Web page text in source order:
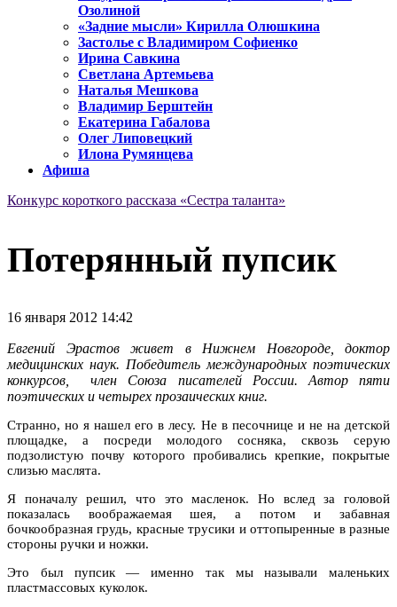
Озолиной
«Задние мысли» Кирилла Олюшкина
Застолье с Владимиром Софиенко
Ирина Савкина
Светлана Артемьева
Наталья Мешкова
Владимир Берштейн
Екатерина Габалова
Олег Липовецкий
Илона Румянцева
Афиша
Конкурс короткого рассказа «Сестра таланта»
Потерянный пупсик
16 января 2012 14:42
Евгений Эрастов живет в Нижнем Новгороде, доктор
медицинских наук. Победитель международных поэтических
конкурсов, член Союза писателей России. Автор пяти
поэтических и четырех прозаических книг.
Странно, но я нашел его в лесу. Не в песочнице и не на детской
площадке, а посреди молодого сосняка, сквозь серую
подзолистую почву которого пробивались крепкие, покрытые
слизью маслята.
Я поначалу решил, что это масленок. Но вслед за головой
показалась воображаемая шея, а потом и забавная
бочкообразная грудь, красные трусики и оттопыренные в разные
стороны ручки и ножки.
Это был пупсик — именно так мы называли маленьких
пластмассовых куколок.